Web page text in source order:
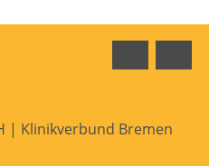
| Klinikverbund Bremen